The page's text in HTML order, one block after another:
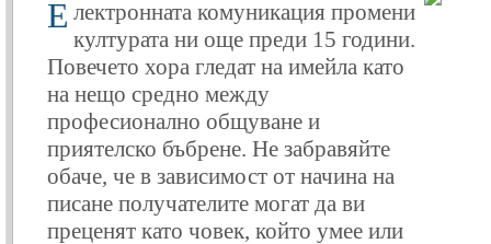
Е лектро­н­ната комуникация промени
културата ни още преди 15 години.
Повечето хора гледат на имейла като
на нещо средно между
професионално общуване и
приятелско бъбрене. Не забравяйте
обаче, че в зависимост от начина на
писане получателите могат да ви
преценят като човек, който умее или